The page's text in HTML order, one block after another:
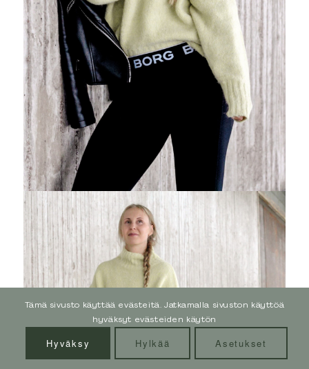
Etusivu
Esittely
Yhteistyö
Palvelut
Verkkovalmennukset
Kauppa
Blogi
Ota yhteyttä
Tietosuojaseloste
SEURAA MUA SOMESSA
Tämä sivusto käyttää evästeitä. Jatkamalla sivuston käyttöä
hyväksyt evästeiden käytön
Hyväksy Hylkää Asetukset